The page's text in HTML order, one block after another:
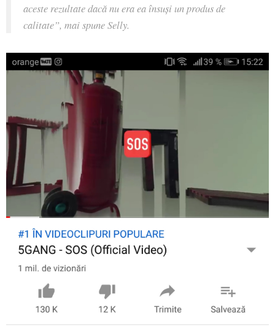
aceste rezultate dacă nu era ea însuși un produs de
calitate”, mai spune Selly.